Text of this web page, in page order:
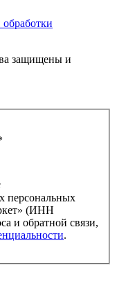
защищены и
персональных
(ИНН
.